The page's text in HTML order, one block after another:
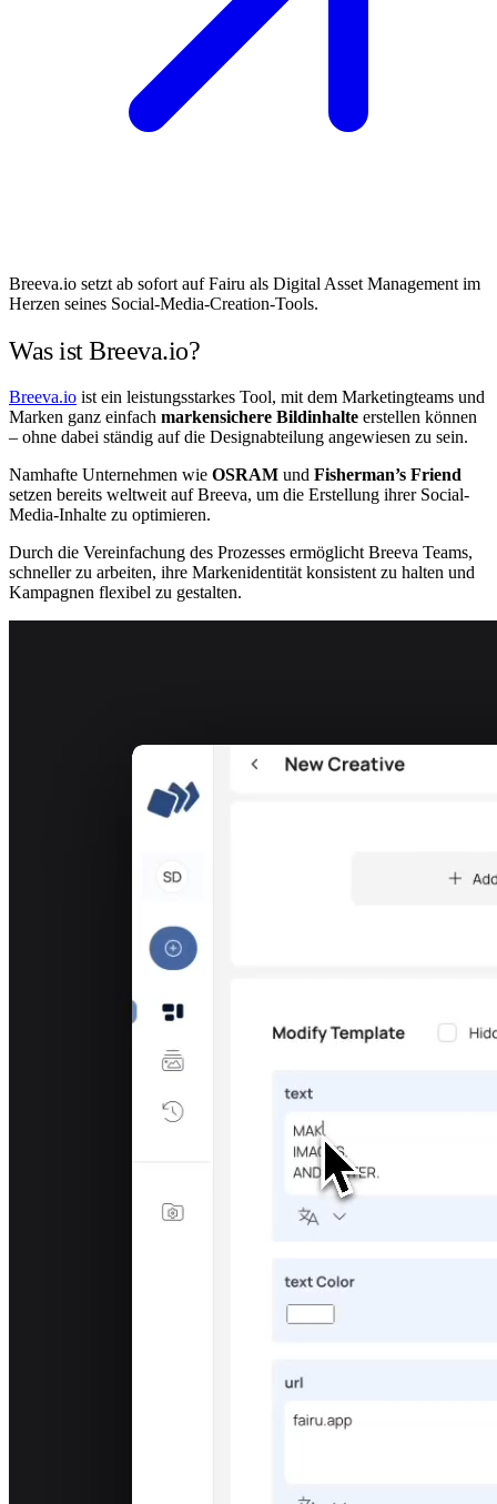
Breeva.io setzt ab sofort auf Fairu als Digital Asset Management im
Herzen seines Social-Media-Creation-Tools.
Was ist Breeva.io?
Breeva.io ist ein leistungsstarkes Tool, mit dem Marketingteams und
Marken ganz einfach markensichere Bildinhalte erstellen können
– ohne dabei ständig auf die Designabteilung angewiesen zu sein.
Namhafte Unternehmen wie OSRAM und Fisherman’s Friend
setzen bereits weltweit auf Breeva, um die Erstellung ihrer Social-
Media-Inhalte zu optimieren.
Durch die Vereinfachung des Prozesses ermöglicht Breeva Teams,
schneller zu arbeiten, ihre Markenidentität konsistent zu halten und
Kampagnen flexibel zu gestalten.